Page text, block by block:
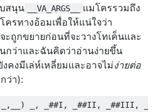
สนุน
__VA_ARGS__
แมโครรวมถึง
ครทางอ้อมเพื่อให้แน่ใจว่า
ะถูกขยายก่อนที่จะวางโทเค็นและ
กว่าและฉันคิดว่าอ่านง่ายขึ้น
คงมีเล่ห์เหลี่ยมและอาจไม่ง่ายต่อ
ว่า):
_, _##I, _##II, _##III,